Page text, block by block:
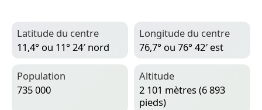
Latitude du centre
11,4° ou 11° 24′ nord
Longitude du centre
76,7° ou 76° 42′ est
Population
735 000
Altitude
2 101 mètres (6 893
pieds)